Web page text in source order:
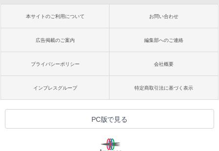
本サイトのご利用について お問い合わせ
広告掲載のご案内 編集部へのご連絡
プライバシーポリシー 会社概要
インプレスグループ 特定商取引法に基づく表示
PC版で見る